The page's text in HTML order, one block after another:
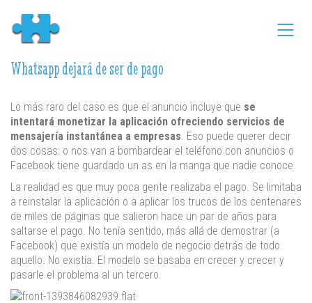
Whatsapp dejará de ser de pago
Lo más raro del caso es que el anuncio incluye que se
intentará monetizar la aplicación ofreciendo servicios de
mensajería instantánea a empresas. Eso puede querer decir
dos cosas: o nos van a bombardear el teléfono con anuncios o
Facebook tiene guardado un as en la manga que nadie conoce.
La realidad es que muy poca gente realizaba el pago. Se limitaba
a reinstalar la aplicación o a aplicar los trucos de los centenares
de miles de páginas que salieron hace un par de años para
saltarse el pago. No tenía sentido, más allá de demostrar (a
Facebook) que existía un modelo de negocio detrás de todo
aquello. No existía. El modelo se basaba en crecer y crecer y
pasarle el problema al un tercero.